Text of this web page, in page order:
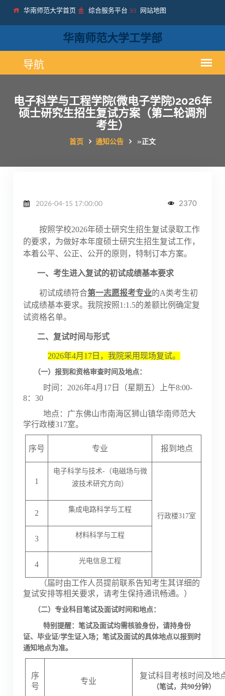
华南师范大学首页 综合服务平台 网站地图
华南师范大学工学部
电子科学与工程学院(微电子学院)2026年
硕士研究生招生复试方案（第二轮调剂
考生）
首页 通知公告 »正文
2026-04-15 17:00:00 2370
按照学校2026年硕士研究生招生复试录取工作
的要求， 为做好本年度硕士研究生招生复试工作，
本着公平、公正、公开的原则，特制订本方案。
一、考生进入复试的初试成绩基本要求
初试成绩符合第一志愿报考专业的A类考生初
试成绩基本要求。我院按照1:1.5的差额比例确定复
试资格名单。
二、 复试时间与形式
2026年4月17日，我院采用现场复试。
（一）报到和资格审查时间及地点：
时间： 2026年4月17日（星期五）上午8:00-
8：30
地点：广东佛山市南海区狮山镇华南师范大
学行政楼317室。
序号 专业 报到地点
1
电子科学与技术-（电磁场与微
波技术研究方向）
行政楼317室
2 集成电路科学与工程
3 材料科学与工程
4 光电信息工程
（届时由工作人员提前联系告知考生其详细的
复试安排等相关要求，请考生保持通讯畅通。 ）
（二）专业科目笔试及面试时间和地点：
特别提醒：笔试及面试均需核验身份，请持身份
证、毕业证/学生证入场；笔试及面试的具体地点以报到时
通知地点为准。
序
号
专业
复试科目考核时间及地
（笔试，共90分钟）